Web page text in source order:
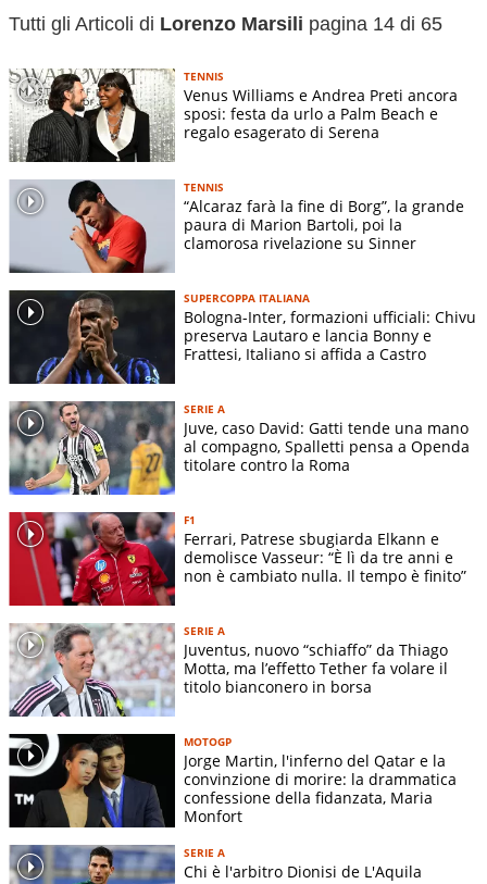
Data di nascita:03-10-1984
Tutti gli Articoli di Lorenzo Marsili pagina 14 di 65
TENNIS
Venus Williams e Andrea Preti ancora
sposi: festa da urlo a Palm Beach e
regalo esagerato di Serena
TENNIS
“Alcaraz farà la fine di Borg”, la grande
paura di Marion Bartoli, poi la
clamorosa rivelazione su Sinner
SUPERCOPPA ITALIANA
Bologna-Inter, formazioni ufficiali: Chivu
preserva Lautaro e lancia Bonny e
Frattesi, Italiano si affida a Castro
SERIE A
Juve, caso David: Gatti tende una mano
al compagno, Spalletti pensa a Openda
titolare contro la Roma
F1
Ferrari, Patrese sbugiarda Elkann e
demolisce Vasseur: “È lì da tre anni e
non è cambiato nulla. Il tempo è finito”
SERIE A
Juventus, nuovo “schiaffo” da Thiago
Motta, ma l’effetto Tether fa volare il
titolo bianconero in borsa
MOTOGP
Jorge Martin, l'inferno del Qatar e la
convinzione di morire: la drammatica
confessione della fidanzata, Maria
Monfort
SERIE A
Chi è l'arbitro Dionisi de L'Aquila